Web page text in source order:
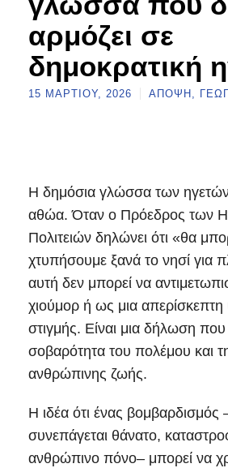
αρμόζει σε
δημοκρατική
15 ΜΑΡΤΊΟΥ, 2026 ΆΠΟΨΗ ,
Η δημόσια γλώσσα των ηγετών
αθώα. Όταν ο Πρόεδρος των
Πολιτειών δηλώνει ότι «θα
χτυπήσουμε ξανά το νησί για
αυτή δεν μπορεί να
χιούμορ ή ως μια
στιγμής. Είναι μια δήλωση που
σοβαρότητα του πολέμου και
ανθρώπινης ζωής.
Η ιδέα ότι ένας
συνεπάγεται θάνατο,
ανθρώπινο πόνο– μπορεί να